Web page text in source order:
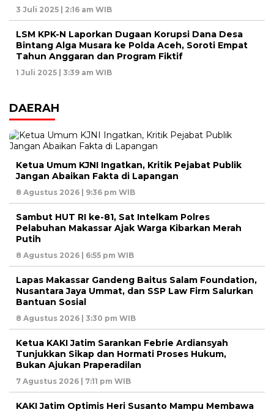
3 Juli 2025 | 2:16 am WIB
LSM KPK-N Laporkan Dugaan Korupsi Dana Desa
Bintang Alga Musara ke Polda Aceh, Soroti Empat
Tahun Anggaran dan Program Fiktif
1 Juli 2025 | 3:39 am WIB
DAERAH
Ketua Umum KJNI Ingatkan, Kritik Pejabat Publik
Jangan Abaikan Fakta di Lapangan
8 Agustus 2026 | 9:36 pm WIB
Sambut HUT RI ke-81, Sat Intelkam Polres
Pelabuhan Makassar Ajak Warga Kibarkan Merah
Putih
8 Agustus 2026 | 6:55 pm WIB
Lapas Makassar Gandeng Baitus Salam Foundation,
Nusantara Jaya Ummat, dan SSP Law Firm Salurkan
Bantuan Sosial
8 Agustus 2026 | 3:30 pm WIB
Ketua KAKI Jatim Sarankan Febrie Ardiansyah
Tunjukkan Sikap dan Hormati Proses Hukum,
Bukan Ajukan Praperadilan
7 Agustus 2026 | 7:11 pm WIB
KAKI Jatim Optimis Heri Susanto Mampu Membawa